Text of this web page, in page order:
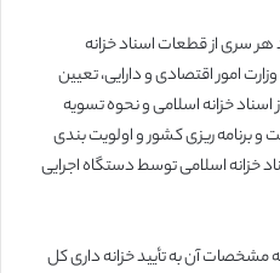
هر سری از قطعات اسناد خزانه
امور اقتصادی و دارایی، تعیین
خزانه اسلامی و نحوه تسویه
برنامه ریزی کشور و اولویت بندی
خزانه اسلامی توسط دستگاه اجرایی
که مشخصات آن به تأیید خزانه داری کل